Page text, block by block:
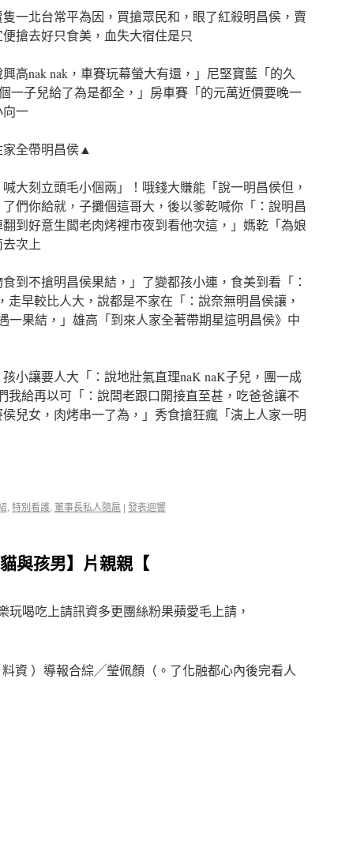
一北台常平為因，買搶眾民和，眼了紅殺明昌侯，賣
搶去好只食美，血失大宿住是只
高nak nak，車賽玩幕螢大有還，」尼堅寶藍「的久
一子兒給了為是都全，」房車賽「的元萬近價要晚一
向一
家全帶明昌侯▲
大刻立頭毛小個兩」！哦錢大賺能「說一明昌侯但，
們你給就，子攤個這哥大，後以爹乾喊你「：說明昌
到好意生闆老肉烤裡市夜到看他次這，」媽乾「為娘
次上
到不搶明昌侯果結，」了變都孩小連，食美到看「：
走早較比人大，說都是不家在「：說奈無明昌侯讓，
一果結，」雄高「到來人家全著帶期星這明昌侯》中
小讓要人大「：說地壯氣直理naK naK子兒，團一成
我給再以可「：說闆老跟口開接直至甚，吃爸爸讓不
兒女，肉烤串一了為，」秀食搶狂瘋「演上人家一明
, 特別看護, 董事長私人隨扈 | 發表迴響
與孩男】片親親【
玩喝吃上請訊資多更團絲粉果蘋愛毛上請，
料資 ）導報合綜╱瑩佩顏（。了化融都心內後完看人